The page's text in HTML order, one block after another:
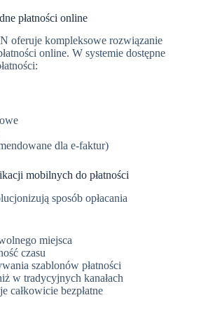
płatności online
oferuje kompleksowe rozwiązanie
online. W systemie dostępne
dla e-faktur)
mobilnych do płatności
sposób opłacania
miejsca
czasu
szablonów płatności
w tradycyjnych kanałach
całkowicie bezpłatne